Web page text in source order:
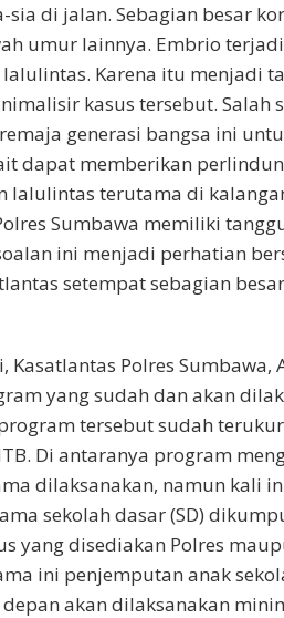
di jalan. Sebagian besar
umur lainnya. Embrio
Karena itu menjadi
kasus tersebut. Salah
generasi bangsa ini
dapat memberikan
lalulintas terutama di
Sumbawa memiliki
ini menjadi perhatian
setempat sebagian
Polres Sumbawa,
yang sudah dan akan
tersebut sudah
Di antaranya program
dilaksanakan, namun kali
sekolah dasar (SD)
yang disediakan Polres
ini penjemputan anak
akan dilaksanakan